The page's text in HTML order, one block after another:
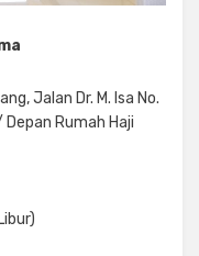
Jalan Dr. M. Isa No.
Rumah Haji